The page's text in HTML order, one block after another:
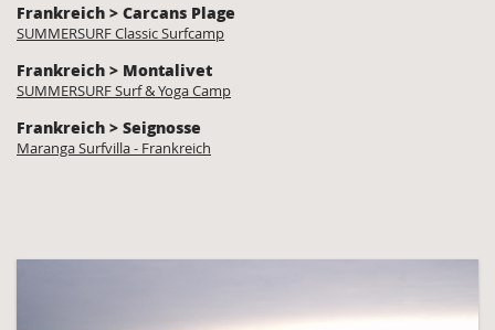
Frankreich > Carcans Plage
SUMMERSURF Classic Surfcamp
Frankreich > Montalivet
SUMMERSURF Surf & Yoga Camp
Frankreich > Seignosse
Maranga Surfvilla - Frankreich